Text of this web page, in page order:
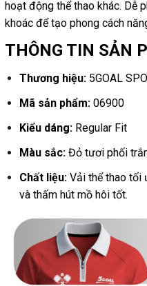
hoạt động thể thao khác. Dễ
khoác để tạo phong cách
THÔNG TIN SẢN
Thương hiệu:5GOAL
Mã sản phẩm:06900
Kiểu dáng:Regular Fit
Màu sắc:Đỏ tươi phối
Chất liệu:Vải thể thao tối
và thấm hút mồ hôi tốt.